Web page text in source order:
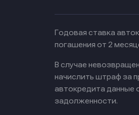
Годовая ставка
погашения от 2
В случае
начислить штраф за
автокредита данные
задолженности.